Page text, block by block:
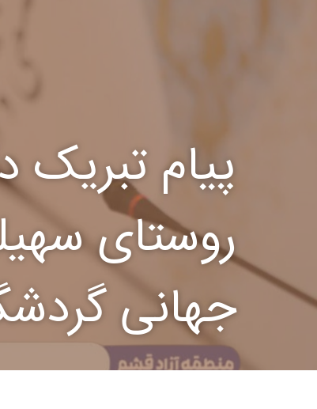
پیام
روستای
جهانی